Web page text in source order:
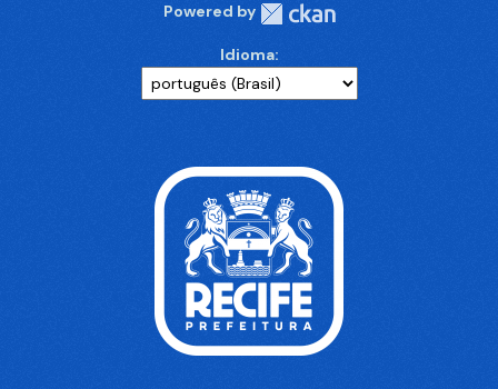
Powered by
Idioma